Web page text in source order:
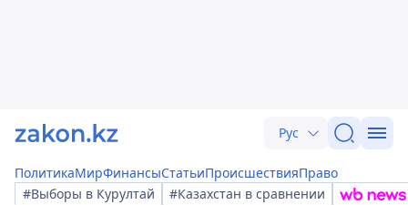
Рус
ПолитикаМирФинансыСтатьиПроисшествияПраво
#Выборы в Курултай
#Казахстан в сравнении